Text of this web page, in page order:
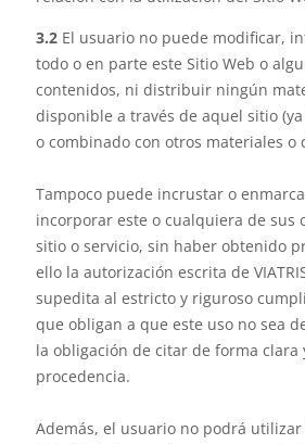
3.2 El usuario no puede modificar,
todo o en parte este Sitio Web o
contenidos, ni distribuir ningún
disponible a través de aquel sitio
o combinado con otros materiales o
Tampoco puede incrustar o
incorporar este o cualquiera de sus
sitio o servicio, sin haber obtenido
ello la autorización escrita de
supedita al estricto y riguroso
que obligan a que este uso no sea
la obligación de citar de forma clara
procedencia.
Además, el usuario no podrá